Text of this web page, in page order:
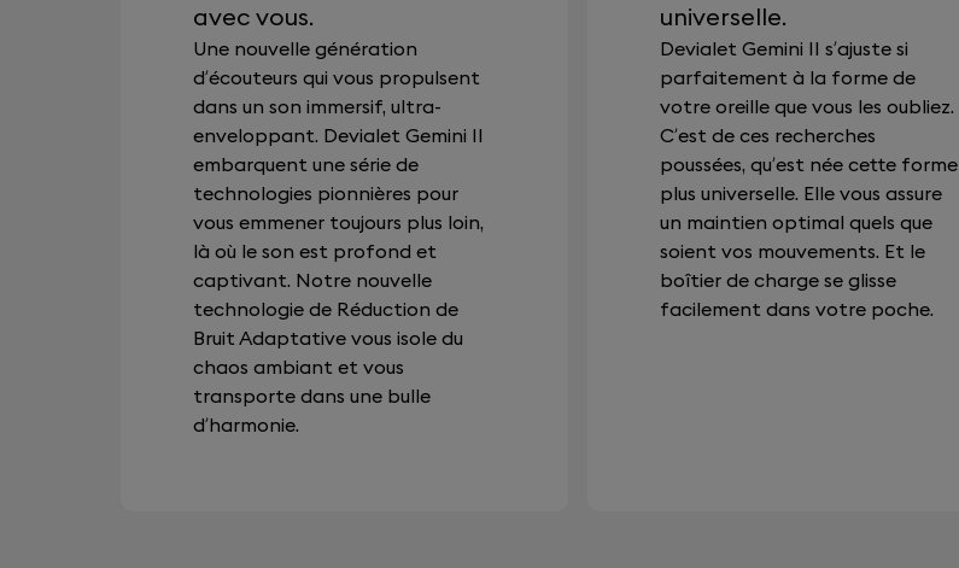
avec vous.
Une nouvelle génération
d’écouteurs qui vous propulsent
dans un son immersif, ultra-
enveloppant. Devialet Gemini II
embarquent une série de
technologies pionnières pour
vous emmener toujours plus loin,
là où le son est profond et
captivant. Notre nouvelle
technologie de Réduction de
Bruit Adaptative vous isole du
chaos ambiant et vous
transporte dans une bulle
d’harmonie.
universelle.
Devialet Gemini II s’ajuste si
parfaitement à la forme de
votre oreille que vous les oubliez.
C’est de ces recherches
poussées, qu’est née cette forme
plus universelle. Elle vous assure
un maintien optimal quels que
soient vos mouvements. Et le
boîtier de charge se glisse
facilement dans votre poche.